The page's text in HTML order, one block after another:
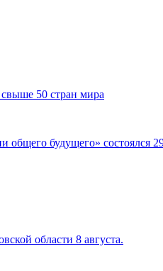
50 стран мира
будущего» состоялся
области 8 августа.